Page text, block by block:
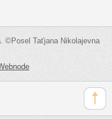
©Posel Taťjana Nikolajevna